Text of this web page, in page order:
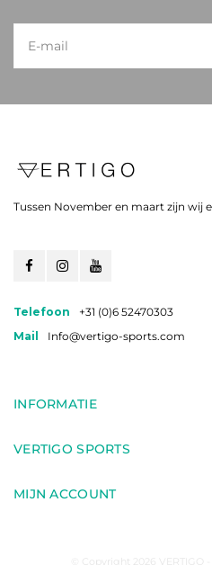
Tussen November en maart zijn wij
Telefoon
+31 (0)6 52470303
Mail
Info@vertigo-sports.com
INFORMATIE
VERTIGO SPORTS
MIJN ACCOUNT
© Copyright 2026 VERTIGO